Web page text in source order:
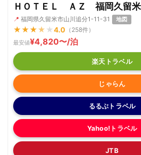
ＨＯＴＥＬ ＡＺ 福岡久留
📍 福岡県久留米市山川追分1-11-31 地図
★★★ ★ ★4.0 （258件）
最安値¥4,820〜/泊
楽天トラベル
じゃらん
るるぶトラベル
Yahoo!トラベル
JTB